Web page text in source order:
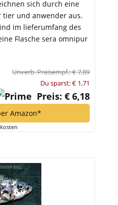
sich durch eine
und anwender aus.
im lieferumfang des
Flasche sera omnipur
Unverb. Preisempf.: € 7,89
Du sparst: € 1,71
Preis: € 6,18
Amazon*